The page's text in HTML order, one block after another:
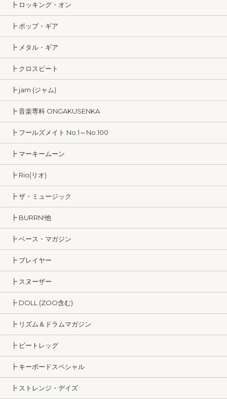
┣ ロッキング・オン
┣ ポップ・ギア
┣ メタル・ギア
┣ クロスビート
┣ jam (ジャム)
┣ 音楽専科 ONGAKUSENKA
┣ フールズメイト No.1～No.100
┣ マーキームーン
┣ Rio(リオ)
┣ ザ・ミュージック
┣ BURRN!他
┣ ベース・マガジン
┣ プレイヤー
┣ スヌーザー
┣ DOLL (ZOO含む)
┣ リズム＆ドラムマガジン
┣ ビートレッグ
┣ キーボードスペシャル
┣ ストレンジ・デイズ